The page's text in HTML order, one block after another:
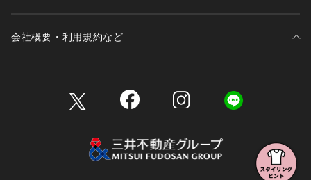
会社概要・利用規約など